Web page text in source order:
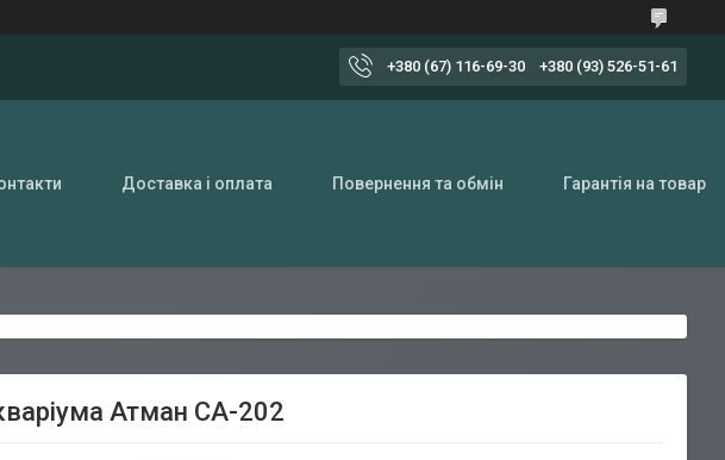
+380 (67) 116-69-30 +380 (93) 526-51-61
Доставка і оплата Повернення та обмін Гарантія на товар
Атман CA-202